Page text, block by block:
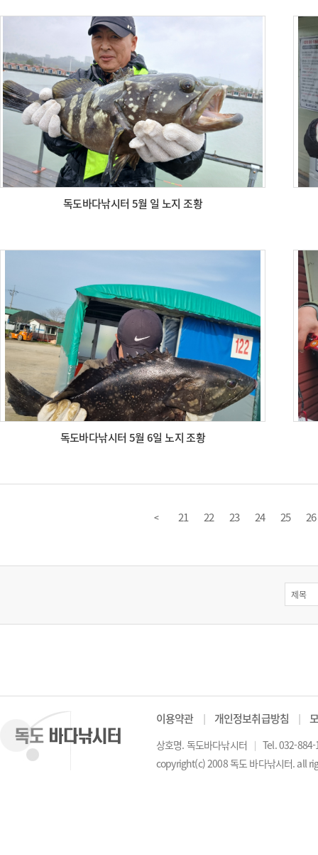
독도바다낚시터 5월 일 노지 조황
독도바다낚시터 5월 6일 노지 조황
< 21 22 23 24 25 26
이용약관 │ 개인정보취급방침 │
상호명. 독도바다낚시터 │ Tel. 032-
copyright(c) 2008 독도 바다낚시터. all